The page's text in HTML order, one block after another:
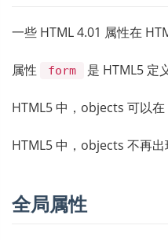
一些 HTML 4.01 属性在
属性 form 是 HTML5 定
HTML5 中，objects 可以
HTML5 中，objects 不再
全局属性